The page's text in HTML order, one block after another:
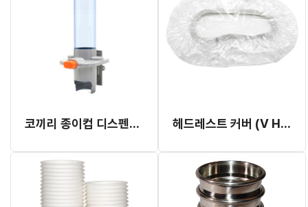
코끼리 종이컵 디스펜서 (대기실용) 헤드레스트 커버 (V HC 10)